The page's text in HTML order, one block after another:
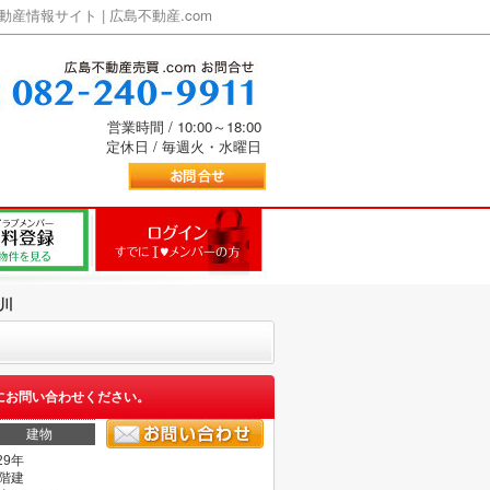
産情報サイト | 広島不動産.com
営業時間 / 10:00～18:00
定休日 / 毎週火・水曜日
問い合わせください。
建物
年
建